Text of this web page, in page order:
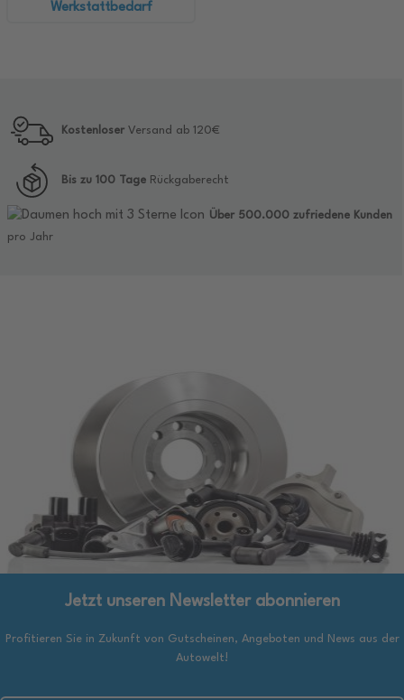
Werkstattbedarf
KostenloserVersand ab 120€
Bis zu 100 TageRückgaberecht
Über 500.000 zufriedene Kunden
pro Jahr
Jetzt unseren Newsletter abonnieren
Profitieren Sie in Zukunft von Gutscheinen, Angeboten und News aus der
Autowelt!